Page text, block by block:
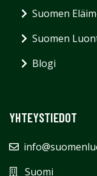
Suomen
Suomen
Blogi
YHTEYSTIEDOT
Suomi